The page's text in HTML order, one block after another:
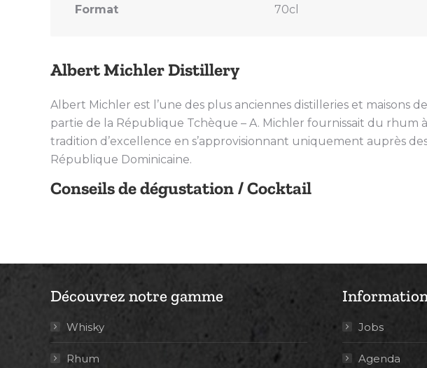
Albert Michler Distillery
Albert Michler est l’une des plus anciennes distilleries et maisons
partie de la République Tchèque – A. Michler fournissait du
tradition d’excellence en s’approvisionnant uniquement auprès
République Dominicaine.
Conseils de dégustation / Cocktail
Format 70cl
Découvrez notre gamme
Whisky
Rhum
Jobs
Agenda